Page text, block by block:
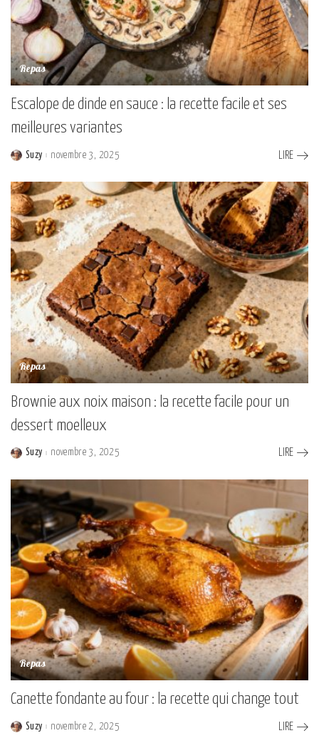
Repas
Escalope de dinde en sauce : la recette facile et ses
meilleures variantes
Posted
Suzy novembre 3, 2025 LIRE
Repas
Brownie aux noix maison : la recette facile pour un
dessert moelleux
Posted
Suzy novembre 3, 2025 LIRE
Repas
Canette fondante au four : la recette qui change tout
Posted
Suzy novembre 2, 2025 LIRE